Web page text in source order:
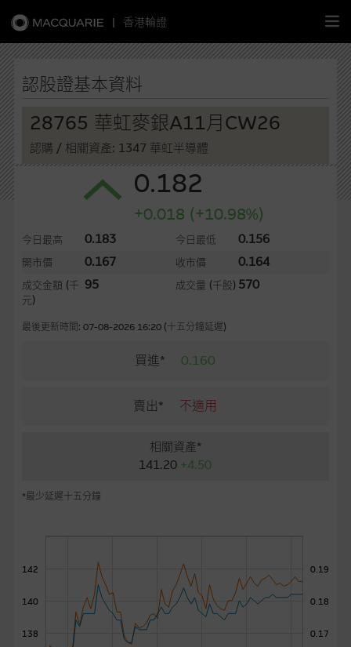
| 香港輪證
主頁
牛熊證
認股證基本資料
28765 華虹麥銀A11月CW26
認購 / 相關資產: 1347 華虹半導體
0.182
+0.018 (+10.98%)
今日最高 0.183 今日最低 0.156
開市價 0.167 收市價 0.164
成交金額 (千
元)
95 成交量 (千股) 570
最後更新時間: 07-08-2026 16:20 (十五分鐘延遲)
買進* 0.160
賣出* 不適用
相關資產*
141.20 +4.50
*最少延遲十五分鐘
0.17
0.18
0.19
138
140
142